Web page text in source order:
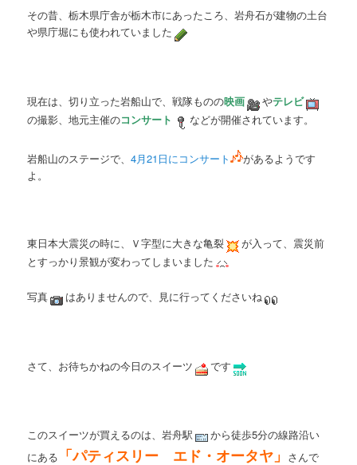
その昔、栃木県庁舎が栃木市にあったころ、岩舟石が建物の土台
や県庁堀にも使われていました
現在は、切り立った岩船山で、戦隊ものの映画 やテレビ
の撮影、地元主催のコンサート などが開催されています。
岩船山のステージで、4月21日にコンサート
があるようです
よ。
東日本大震災の時に、Ｖ字型に大きな亀裂
が入って、震災前
とすっかり景観が変わってしまいました
写真 はありませんので、見に行ってくださいね
さて、お待ちかねの今日のスイーツ です
このスイーツが買えるのは、岩舟駅
から徒歩5分の線路沿い
にある 「パティスリー エド・オータヤ」 さんで